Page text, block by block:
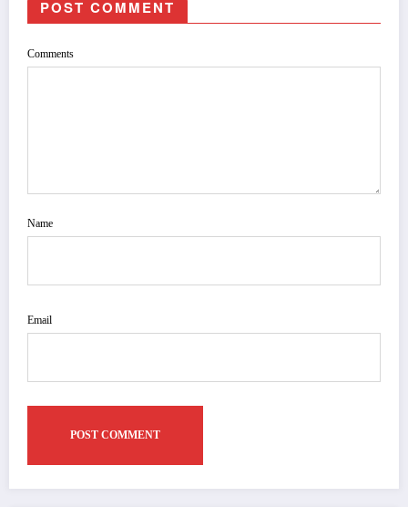
POST COMMENT
Comments
Name
Email